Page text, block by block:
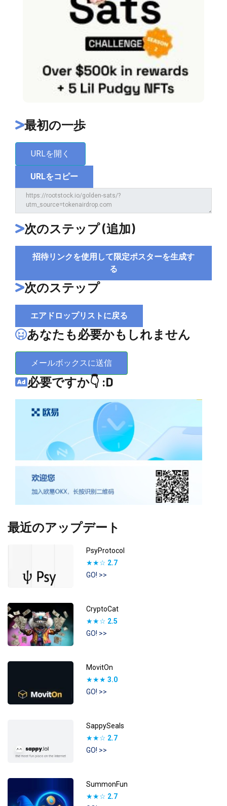
最初の一歩
URLを開く
URLをコピー
次のステップ (追加)
招待リンクを使用して限定ポスターを生成す
る
次のステップ
エアドロップリストに戻る
あなたも必要かもしれません
メールボックスに送信
必要ですか👇 :D
最近のアップデート
PsyProtocol
★★☆ 2.7
GO! >>
CryptoCat
★★☆ 2.5
GO! >>
MovitOn
★★★ 3.0
GO! >>
SappySeals
★★☆ 2.7
GO! >>
SummonFun
★★☆ 2.7